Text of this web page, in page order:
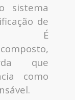
sistema
de
É
que
como